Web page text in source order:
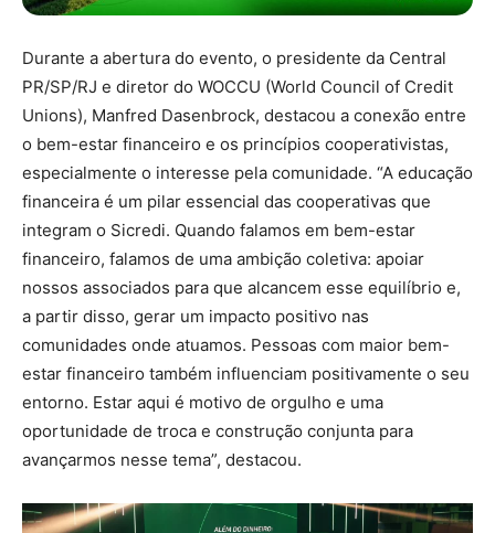
Durante a abertura do evento, o presidente da Central
PR/SP/RJ e diretor do WOCCU (World Council of Credit
Unions), Manfred Dasenbrock, destacou a conexão entre
o bem-estar financeiro e os princípios cooperativistas,
especialmente o interesse pela comunidade. “A educação
financeira é um pilar essencial das cooperativas que
integram o Sicredi. Quando falamos em bem-estar
financeiro, falamos de uma ambição coletiva: apoiar
nossos associados para que alcancem esse equilíbrio e,
a partir disso, gerar um impacto positivo nas
comunidades onde atuamos. Pessoas com maior bem-
estar financeiro também influenciam positivamente o seu
entorno. Estar aqui é motivo de orgulho e uma
oportunidade de troca e construção conjunta para
avançarmos nesse tema”, destacou.